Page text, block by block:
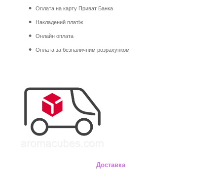
Оплата на карту Приват Банка
Накладений платіж
Онлайн оплата
Оплата за безналичним розрахунком
Доставка